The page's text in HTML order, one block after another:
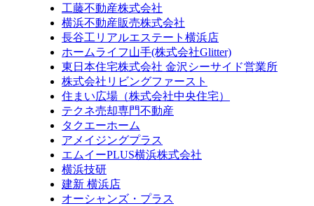
工藤不動産株式会社
横浜不動産販売株式会社
長谷工リアルエステート横浜店
ホームライフ山手(株式会社Glitter)
東日本住宅株式会社 金沢シーサイド営業所
株式会社リビングファースト
住まい広場（株式会社中央住宅）
テクネ売却専門不動産
タクエーホーム
アメイジングプラス
エムイーPLUS横浜株式会社
横浜技研
建新 横浜店
オーシャンズ・プラス